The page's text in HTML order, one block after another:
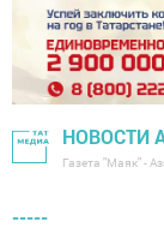
НОВОСТИ
Газета "Маяк" -
-----